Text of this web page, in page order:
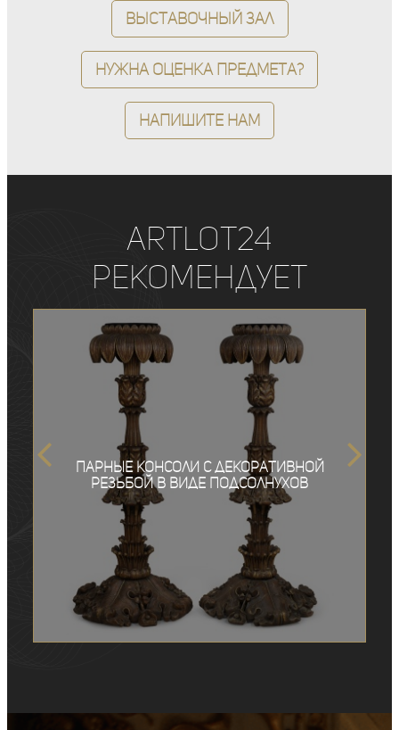
Выставочный зал
Нужна оценка предмета?
Напишите нам
ArtLot24
рекомендует
Парные консоли с декоративной
резьбой в виде подсолнухов